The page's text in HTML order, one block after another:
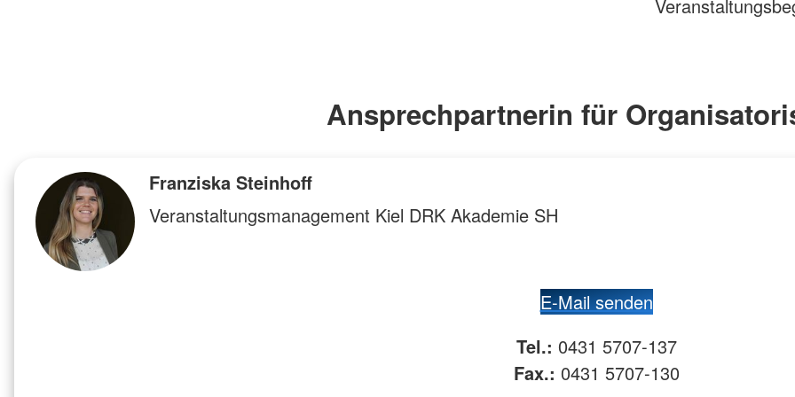
Ansprechpartnerin für
Franziska Steinhoff
Veranstaltungsmanagement Kiel DRK Akademie SH
E-Mail senden
Tel.: 0431 5707-137
Fax.: 0431 5707-130